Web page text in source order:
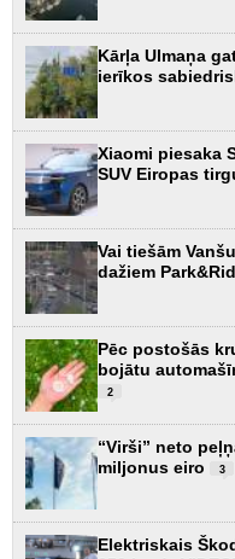
Kārļa Ulmaņa
ierīkos
Xiaomi piesaka
SUV Eiropas
Vai tiešām
dažiem
Pēc postošās
bojātu
2
“Virši” neto
miljonus eiro
3
Elektriskais